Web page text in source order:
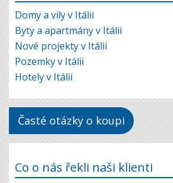
Domy a vily v Itálii
Byty a apartmány v Itálii
Nové projekty v Itálii
Pozemky v Itálii
Hotely v Itálii
Časté otázky o koupi
Co o nás řekli naši klienti